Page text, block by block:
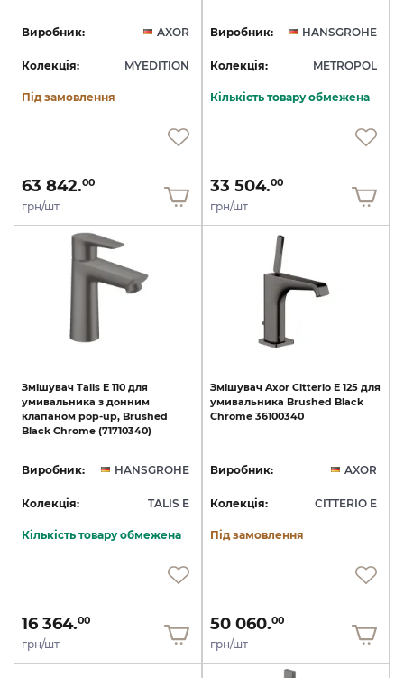
Виробник: AXOR
Колекція: MYEDITION
Під замовлення
63 842.00
грн/шт
Виробник: HANSGROHE
Колекція: METROPOL
Кількість товару обмежена
33 504.00
грн/шт
Змішувач Talis E 110 для
умивальника з донним
клапаном pop-up, Brushed
Black Chrome (71710340)
Виробник: HANSGROHE
Колекція: TALIS E
Кількість товару обмежена
16 364.00
грн/шт
Змішувач Axor Citterio E 125 для
умивальника Brushed Black
Chrome 36100340
Виробник: AXOR
Колекція: CITTERIO E
Під замовлення
50 060.00
грн/шт